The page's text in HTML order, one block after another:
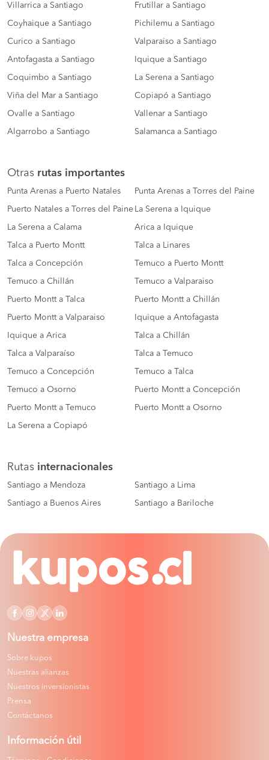
Villarrica a Santiago Frutillar a Santiago
Coyhaique a Santiago Pichilemu a Santiago
Curico a Santiago Valparaiso a Santiago
Antofagasta a Santiago Iquique a Santiago
Coquimbo a Santiago La Serena a Santiago
Viña del Mar a Santiago Copiapó a Santiago
Ovalle a Santiago Vallenar a Santiago
Algarrobo a Santiago Salamanca a Santiago
Otras rutas importantes
Punta Arenas a Puerto Natales Punta Arenas a Torres del Paine
Puerto Natales a Torres del Paine La Serena a Iquique
La Serena a Calama Arica a Iquique
Talca a Puerto Montt Talca a Linares
Talca a Concepción Temuco a Puerto Montt
Temuco a Chillán Temuco a Valparaiso
Puerto Montt a Talca Puerto Montt a Chillán
Puerto Montt a Valparaiso Iquique a Antofagasta
Iquique a Arica Talca a Chillán
Talca a Valparaíso Talca a Temuco
Temuco a Concepción Temuco a Talca
Temuco a Osorno Puerto Montt a Concepción
Puerto Montt a Temuco Puerto Montt a Osorno
La Serena a Copiapó
Rutas internacionales
Santiago a Mendoza Santiago a Lima
Santiago a Buenos Aires Santiago a Bariloche
Nuestra empresa
Sobre kupos
Nuestras alianzas
Nuestros inversionistas
Prensa
Contáctanos
Información útil